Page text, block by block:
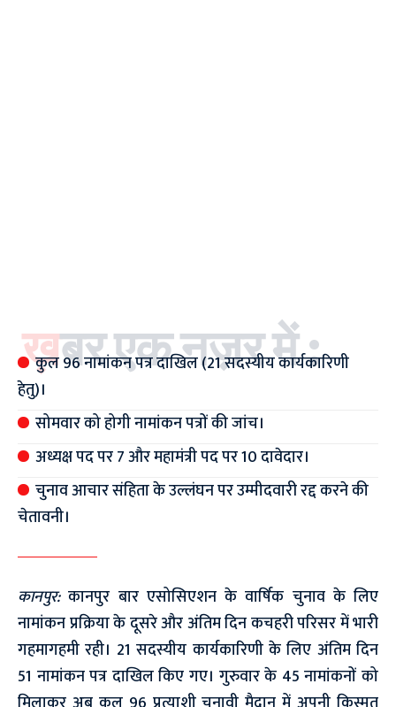
ख़बर एक नज़र में :
कुल 96 नामांकन पत्र दाखिल (21 सदस्यीय कार्यकारिणी
हेतु)।
सोमवार को होगी नामांकन पत्रों की जांच।
अध्यक्ष पद पर 7 और महामंत्री पद पर 10 दावेदार।
चुनाव आचार संहिता के उल्लंघन पर उम्मीदवारी रद्द करने की
चेतावनी।
कानपुर:कानपुर बार एसोसिएशन के वार्षिक चुनाव के लिए
नामांकन प्रक्रिया के दूसरे और अंतिम दिन कचहरी परिसर में भारी
गहमागहमी रही। 21 सदस्यीय कार्यकारिणी के लिए अंतिम दिन
51 नामांकन पत्र दाखिल किए गए। गुरुवार के 45 नामांकनों को